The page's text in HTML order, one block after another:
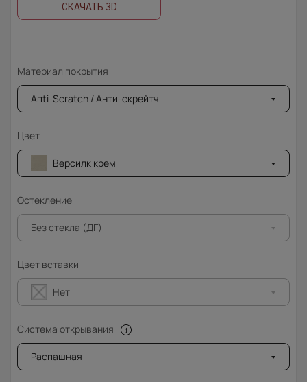
СКАЧАТЬ 3D
Материал покрытия
Апti-Sсrаtсh / Анти-скрейтч
Цвет
Версилк крем
Остекление
Без стекла (ДГ)
Цвет вставки
Нет
Система открывания
Распашная